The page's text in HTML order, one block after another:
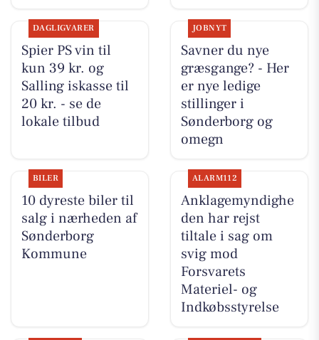
DAGLIGVARER
Spier PS vin til
kun 39 kr. og
Salling iskasse til
20 kr. - se de
lokale tilbud
JOBNYT
Savner du nye
græsgange? - Her
er nye ledige
stillinger i
Sønderborg og
omegn
BILER
10 dyreste biler til
salg i nærheden af
Sønderborg
Kommune
ALARM112
Anklagemyndighe
den har rejst
tiltale i sag om
svig mod
Forsvarets
Materiel- og
Indkøbsstyrelse